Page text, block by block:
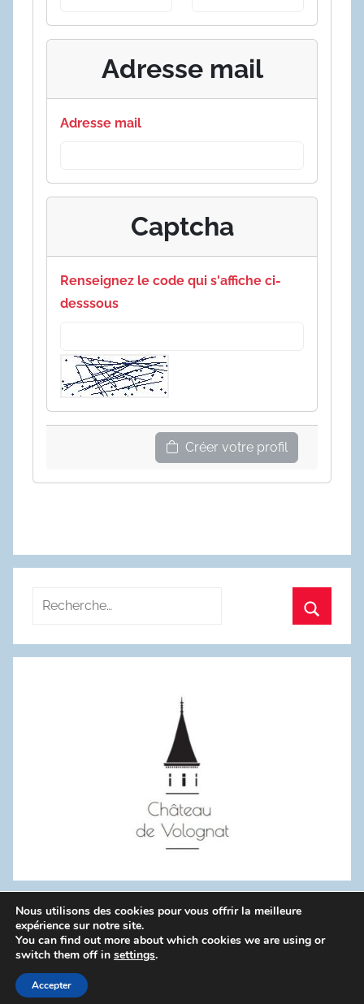
Adresse mail
Adresse mail
Captcha
Renseignez le code qui s'affiche ci-
desssous
Créer votre profil
Recherche
:
WordPress Theme: Donovan by ThemeZee.
Politique de confidentialité
Nous utilisons des cookies pour vous offrir la meilleure
expérience sur notre site.
You can find out more about which cookies we are using or
switch them off in settings.
Accepter